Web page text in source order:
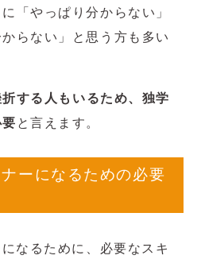
「やっぱり分からない」
らない」と思う方も多い
する人もいるため、独学
と言えます。
ーになるための必要
なるために、必要なスキ